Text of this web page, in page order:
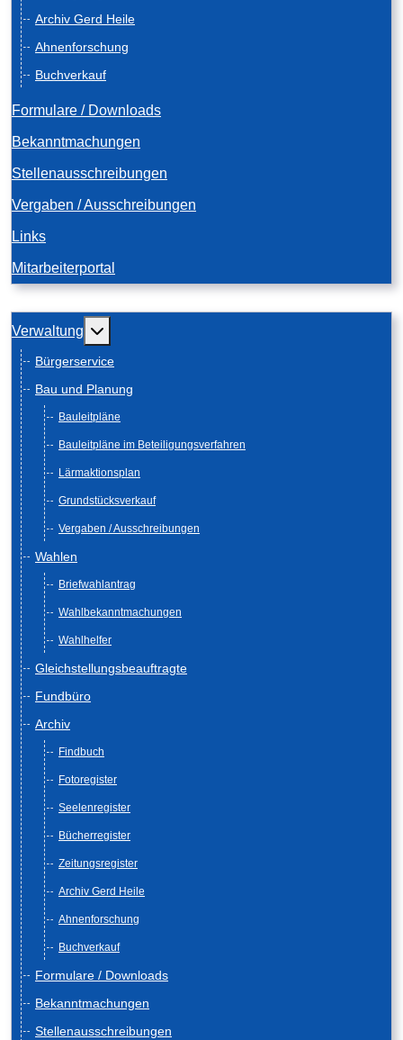
Archiv Gerd Heile
Ahnenforschung
Buchverkauf
Formulare / Downloads
Bekanntmachungen
Stellenausschreibungen
Vergaben / Ausschreibungen
Links
Mitarbeiterportal
Verwaltung Weitere Informationen: Verwaltung
Bürgerservice
Bau und Planung
Bauleitpläne
Bauleitpläne im Beteiligungsverfahren
Lärmaktionsplan
Grundstücksverkauf
Vergaben / Ausschreibungen
Wahlen
Briefwahlantrag
Wahlbekanntmachungen
Wahlhelfer
Gleichstellungsbeauftragte
Fundbüro
Archiv
Findbuch
Fotoregister
Seelenregister
Bücherregister
Zeitungsregister
Archiv Gerd Heile
Ahnenforschung
Buchverkauf
Formulare / Downloads
Bekanntmachungen
Stellenausschreibungen